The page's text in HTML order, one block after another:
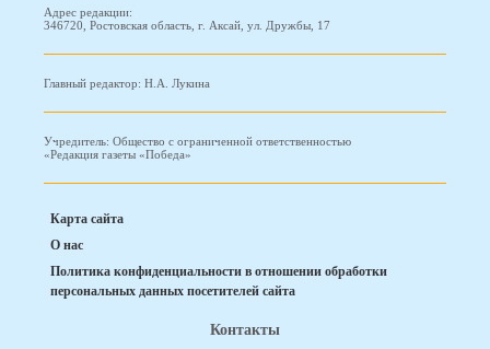
Адрес редакции:
346720, Ростовская область, г. Аксай, ул. Дружбы, 17
Главный редактор: Н.А. Лукина
Учредитель: Общество с ограниченной ответственностью
«Редакция газеты «Победа»
Карта сайта
О нас
Политика конфиденциальности в отношении обработки
персональных данных посетителей сайта
Контакты